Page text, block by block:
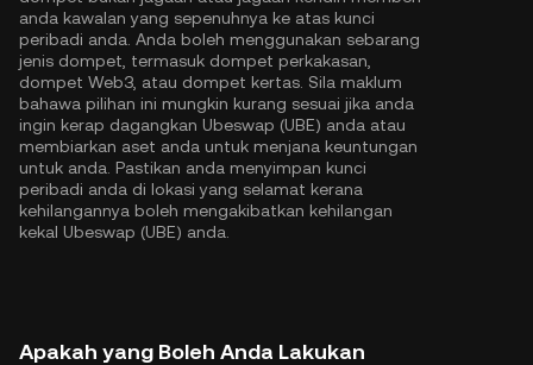
anda kawalan yang sepenuhnya ke atas kunci
peribadi anda. Anda boleh menggunakan sebarang
jenis dompet, termasuk dompet perkakasan,
dompet Web3, atau dompet kertas. Sila maklum
bahawa pilihan ini mungkin kurang sesuai jika anda
ingin kerap dagangkan Ubeswap (UBE) anda atau
membiarkan aset anda untuk menjana keuntungan
untuk anda. Pastikan anda menyimpan kunci
peribadi anda di lokasi yang selamat kerana
kehilangannya boleh mengakibatkan kehilangan
kekal Ubeswap (UBE) anda.
Apakah yang Boleh Anda Lakukan